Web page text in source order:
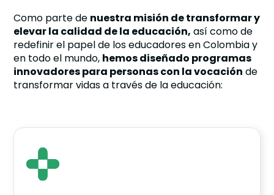
Como parte de nuestra misión de transformar y
elevar la calidad de la educación, así como de
redefinir el papel de los educadores en Colombia y
en todo el mundo, hemos diseñado programas
innovadores para personas con la vocación de
transformar vidas a través de la educación: